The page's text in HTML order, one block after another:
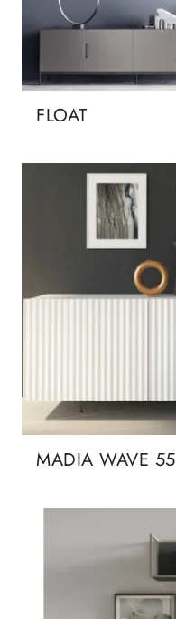
FLOAT
MADIA WAVE 55